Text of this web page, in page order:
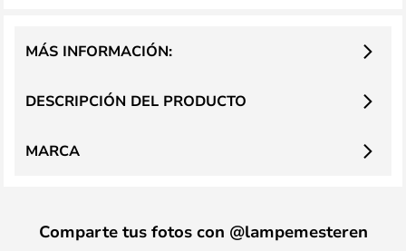
DESCRIPCIÓN DEL PRODUCTO
MÁS INFORMACIÓN:
MARCA
Comparte tus fotos con @lampemesteren